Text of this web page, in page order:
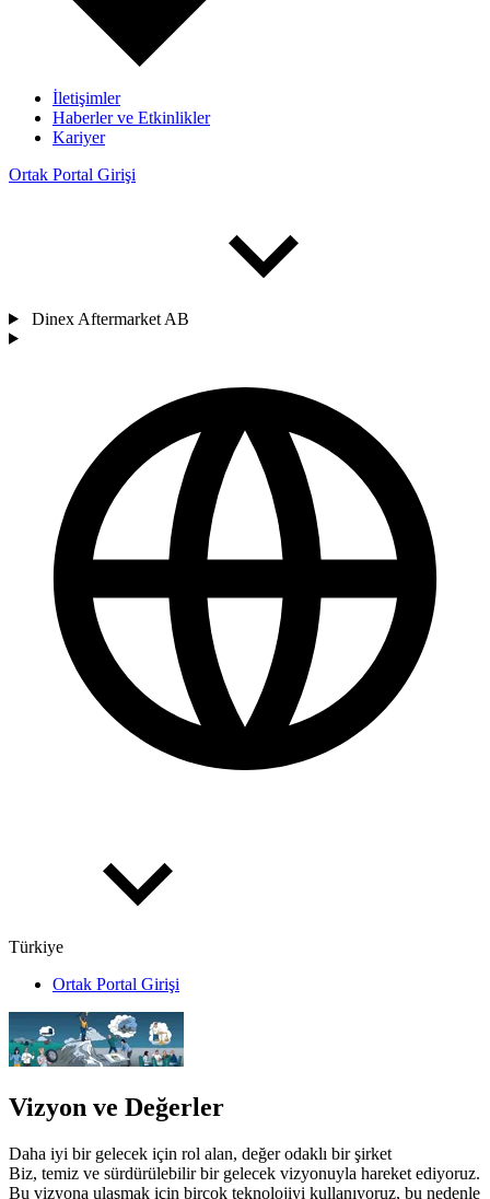
İletişimler
Haberler ve Etkinlikler
Kariyer
Ortak Portal Girişi
Dinex Aftermarket AB
Türkiye
Ortak Portal Girişi
Vizyon ve Değerler
Daha iyi bir gelecek için rol alan, değer odaklı bir şirket
Biz, temiz ve sürdürülebilir bir gelecek vizyonuyla hareket ediyoruz.
Bu vizyona ulaşmak için birçok teknolojiyi kullanıyoruz, bu nedenle